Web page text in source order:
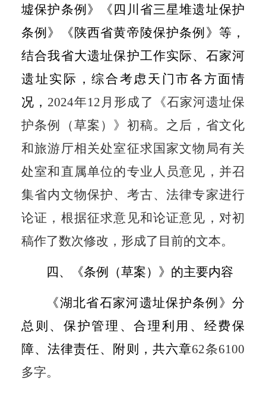
墟保护条例》《四川省三星堆遗址保护
条例》《陕西省黄帝陵保护条例》等，
结合我省大遗址保护工作实际、石家河
遗址实际，综合考虑天门市各方面情
况， 2024年12 月形成了《石家河遗址保
护条例（草案）》初稿。之后，省文化
和旅游厅相关处室征求国家文物局有关
处室和直属单位的专业人员意见，并召
集省内文物保护、考古、法律专家进行
论证，根据征求意见和论证意见，对初
稿作了数次修改，形成了目前的文本。
四、《条例（草案）》的主要内容
《湖北省石家河遗址保护条例》分
总则、保护管理、合理利用、经费保
障、法律责任、附则，共六章62条6100
多字。